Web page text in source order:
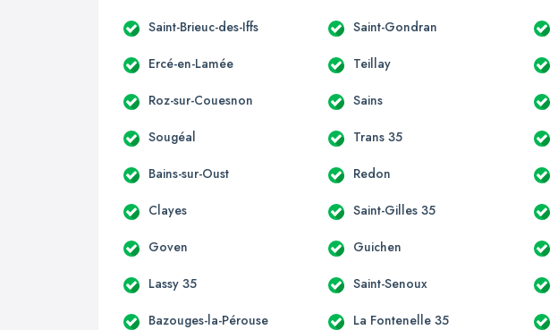
Saint-Brieuc-des-Iffs Saint-Gondran
Ercé-en-Lamée Teillay
Roz-sur-Couesnon Sains
Sougéal Trans 35
Bains-sur-Oust Redon
Clayes Saint-Gilles 35
Goven Guichen
Lassy 35 Saint-Senoux
Bazouges-la-Pérouse La Fontenelle 35